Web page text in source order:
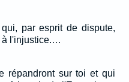
par esprit de dispute,
à l'injustice.…
répandront sur toi et qui